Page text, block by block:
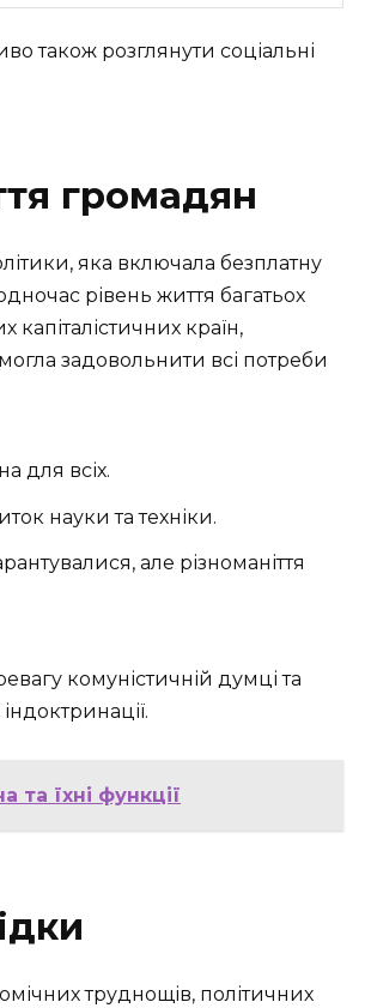
також розглянути соціальні
громадян
яка включала безплатну
рівень життя багатьох
країн,
задовольнити всі потреби
для всіх.
науки та техніки.
але різноманіття
комуністичній думці та
та їхні функції
труднощів, політичних